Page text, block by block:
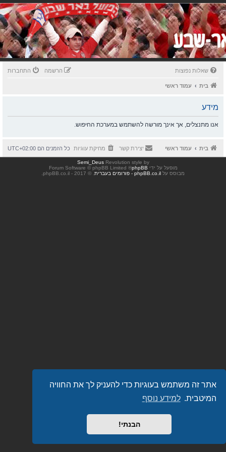
אתר זה משתמש בעוגיות כדי להעניק לך את החוויה
המיטבית. למידע נוסף
הבנתי!
שאלות נפוצות התחברות הרשמה
בית עמוד ראשי
מידע
אנו מתנצלים, אך אינך מורשה להשתמש במערכת החיפוש.
בית עמוד ראשי כל הזמנים הם UTC+02:00 מחיקת עוגיות יצירת קשר
Revolution style by
Semi_Deus
מופעל על ידי phpBB
® Forum Software © phpBB Limited
מבוסס על phpBB.co.il - פורומים בעברית . © 2017 - phpBB.co.il.